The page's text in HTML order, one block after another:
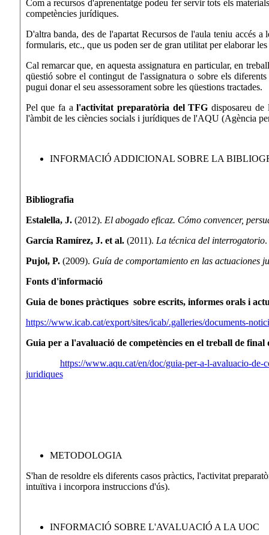
Com a recursos d'aprenentatge podeu fer servir tots els
competències jurídiques.
D'altra banda, des de l'apartat Recursos de l'aula teniu accés
formularis, etc., que us poden ser de gran utilitat per elaborar
Cal remarcar que, en aquesta assignatura en particular, en
qüestió sobre el contingut de l'assignatura o sobre els
pugui donar el seu assessorament sobre les qüestions tractades.
Pel que fa al'activitat preparatòria del TFG disposareu
l'àmbit de les ciències socials i jurídiques de l'AQU (Agència
INFORMACIÓ ADDICIONAL SOBRE LA
Bibliografia
Estalella, J.(2012). El abogado eficaz. Cómo convencer,
García Ramírez, J. et al.(2011). La técnica del interrogatorio.
Pujol, P.(2009). Guía de comportamiento en las actuaciones
Fonts d'informació
Guia de bones pràctiques sobre escrits, informes orals i
https://www.icab.cat/export/sites/icab/.galleries/documents-
Guia per a l'avaluació de competències en el treball de
https://www.aqu.cat/en/doc/guia-per-a-l-avaluacio-de-
juridiques
METODOLOGIA
S'han de resoldre els diferents casos pràctics, l'activitat
intuïtiva i incorpora instruccions d'ús).
INFORMACIÓ SOBRE L'AVALUACIÓ A LA UOC